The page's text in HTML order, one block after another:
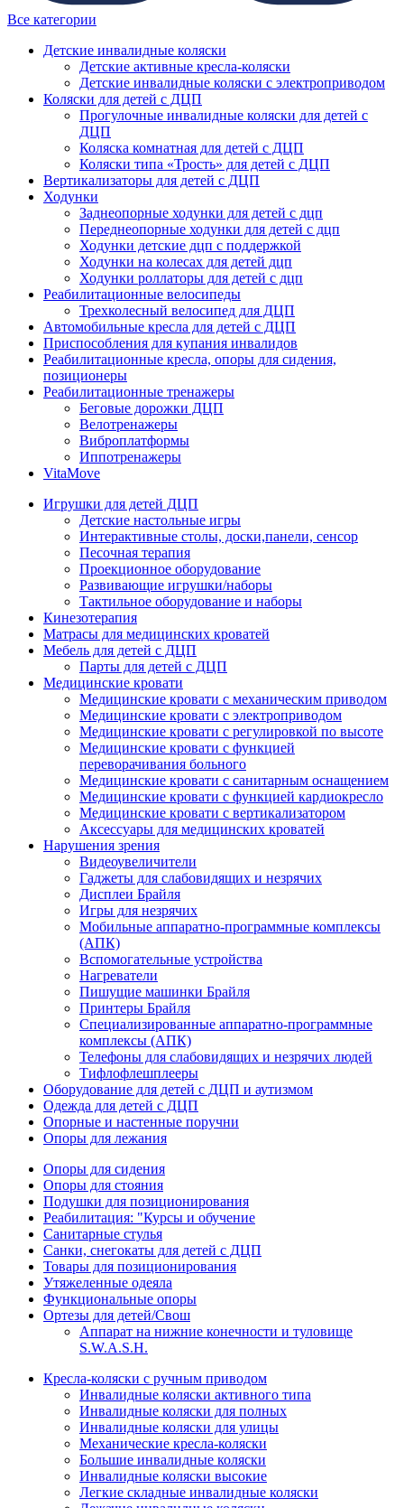
Все категории
Детские инвалидные коляски
Детские активные кресла-коляски
Детские инвалидные коляски с электроприводом
Коляски для детей с ДЦП
Прогулочные инвалидные коляски для детей с
ДЦП
Коляска комнатная для детей с ДЦП
Коляски типа «Трость» для детей с ДЦП
Вертикализаторы для детей с ДЦП
Ходунки
Заднеопорные ходунки для детей с дцп
Переднеопорные ходунки для детей с дцп
Ходунки детские дцп с поддержкой
Ходунки на колесах для детей дцп
Ходунки роллаторы для детей с дцп
Реабилитационные велосипеды
Трехколесный велосипед для ДЦП
Автомобильные кресла для детей с ДЦП
Приспособления для купания инвалидов
Реабилитационные кресла, опоры для сидения,
позиционеры
Реабилитационные тренажеры
Беговые дорожки ДЦП
Велотренажеры
Виброплатформы
Иппотренажеры
VitaMove
Игрушки для детей ДЦП
Детские настольные игры
Интерактивные столы, доски,панели, сенсор
Песочная терапия
Проекционное оборудование
Развивающие игрушки/наборы
Тактильное оборудование и наборы
Кинезотерапия
Матрасы для медицинских кроватей
Мебель для детей с ДЦП
Парты для детей с ДЦП
Медицинские кровати
Медицинские кровати с механическим приводом
Медицинские кровати с электроприводом
Медицинские кровати с регулировкой по высоте
Медицинские кровати с функцией
переворачивания больного
Медицинские кровати с санитарным оснащением
Медицинские кровати с функцией кардиокресло
Медицинские кровати с вертикализатором
Аксессуары для медицинских кроватей
Нарушения зрения
Видеоувеличители
Гаджеты для слабовидящих и незрячих
Дисплеи Брайля
Игры для незрячих
Мобильные аппаратно-программные комплексы
(АПК)
Вспомогательные устройства
Нагреватели
Пишущие машинки Брайля
Принтеры Брайля
Специализированные аппаратно-программные
комплексы (АПК)
Телефоны для слабовидящих и незрячих людей
Тифлофлешплееры
Оборудование для детей с ДЦП и аутизмом
Одежда для детей с ДЦП
Опорные и настенные поручни
Опоры для лежания
Опоры для сидения
Опоры для стояния
Подушки для позиционирования
Реабилитация: "Курсы и обучение
Санитарные стулья
Санки, снегокаты для детей с ДЦП
Товары для позиционирования
Утяжеленные одеяла
Функциональные опоры
Ортезы для детей/Свош
Аппарат на нижние конечности и туловище
S.W.A.S.H.
Кресла-коляски с ручным приводом
Инвалидные коляски активного типа
Инвалидные коляски для полных
Инвалидные коляски для улицы
Механические кресла-коляски
Большие инвалидные коляски
Инвалидные коляски высокие
Легкие складные инвалидные коляски